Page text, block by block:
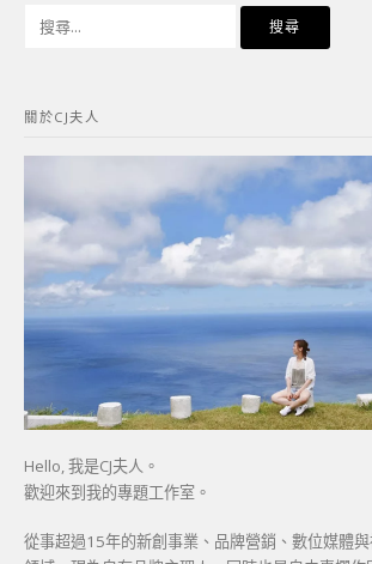
字:
關於CJ夫人
Hello, 我是CJ夫人。
歡迎來到我的專題工作室。
從事超過15年的新創事業、品牌營銷、數位媒體